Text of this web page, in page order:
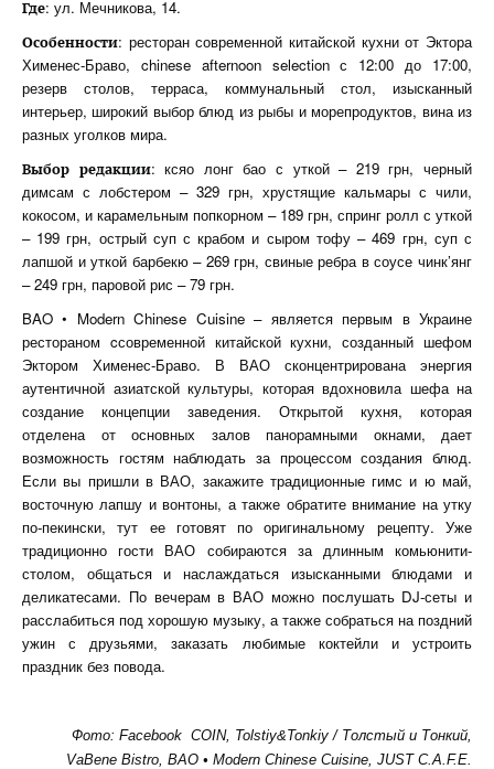
Где: ул. Мечникова, 14.
Особенности: ресторан современной китайской кухни от Эктора
Хименес-Браво, chinese afternoon selection с 12:00 до 17:00,
резерв столов, терраса, коммунальный стол, изысканный
интерьер, широкий выбор блюд из рыбы и морепродуктов, вина из
разных уголков мира.
Выбор редакции: ксяо лонг бао с уткой – 219 грн, черный
димсам с лобстером – 329 грн, хрустящие кальмары с чили,
кокосом, и карамельным попкорном – 189 грн, спринг ролл с уткой
– 199 грн, острый суп с крабом и сыром тофу – 469 грн, суп с
лапшой и уткой барбекю – 269 грн, свиные ребра в соусе чинк’янг
– 249 грн, паровой рис – 79 грн.
BAO • Modern Chinese Cuisine – является первым в Украине
рестораном cсовременной китайской кухни, созданный шефом
Эктором Хименес-Браво. В ВАО сконцентрирована энергия
аутентичной азиатской культуры, которая вдохновила шефа на
создание концепции заведения. Открытой кухня, которая
отделена от основных залов панорамными окнами, дает
возможность гостям наблюдать за процессом создания блюд.
Если вы пришли в ВАО, закажите традиционные гимс и ю май,
восточную лапшу и вонтоны, а также обратите внимание на утку
по-пекински, тут ее готовят по оригинальному рецепту. Уже
традиционно гости ВАО собираются за длинным комьюнити-
столом, общаться и наслаждаться изысканными блюдами и
деликатесами. По вечерам в ВАО можно послушать DJ-сеты и
расслабиться под хорошую музыку, а также собраться на поздний
ужин с друзьями, заказать любимые коктейли и устроить
праздник без повода.
Фото: Facebook COIN, Tolstiy&Tonkiy / Толстый и Тонкий,
VaBene Bistro, BAO • Modern Chinese Cuisine, JUST C.A.F.E.